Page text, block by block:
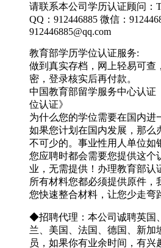
请联系本公司学历认证顾问：
QQ：912446885 微信：
912446885@qq.com
教育部学历学位认证服务:
做到真实存档，网上轻易可查
密，登录核实后再付款。
中国教育部留学服务中心认证
位认证》
为什么您的学位需要在国内进
如果您计划在国内发展，那么
不可少的。事业性用人单位如
您应聘时都会需要您提供这个
业，无需提供！办理教育部认
所有材料您都必须提供原件，
您快速整合材料，让您少走弯
◆招聘代理：本公司诚聘英国
兰、美国、法国、德国、新加
员，如果你有业余时间，有兴